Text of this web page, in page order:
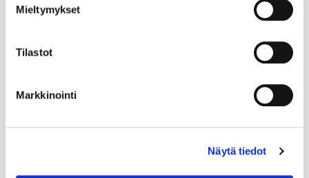
Mieltymykset
Tilastot
Markkinointi
Näytä tiedot